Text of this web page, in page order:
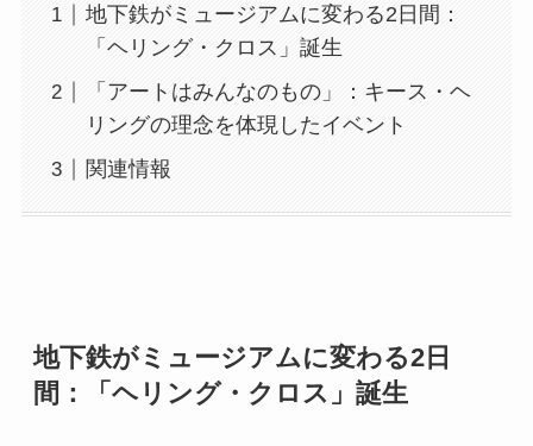
地下鉄がミュージアムに変わる2日間：
「ヘリング・クロス」誕生
「アートはみんなのもの」：キース・ヘ
リングの理念を体現したイベント
関連情報
地下鉄がミュージアムに変わる2日
間：「ヘリング・クロス 」誕生